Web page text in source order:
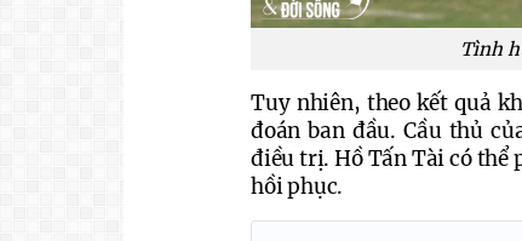
Tình
Tuy nhiên, theo kết quả
đoán ban đầu. Cầu thủ
điều trị. Hồ Tấn Tài có thể
hồi phục.